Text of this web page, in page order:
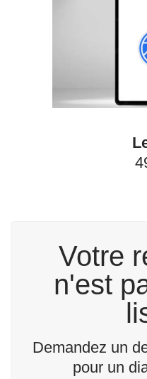
Votre
n'est
Demandez un
pour un